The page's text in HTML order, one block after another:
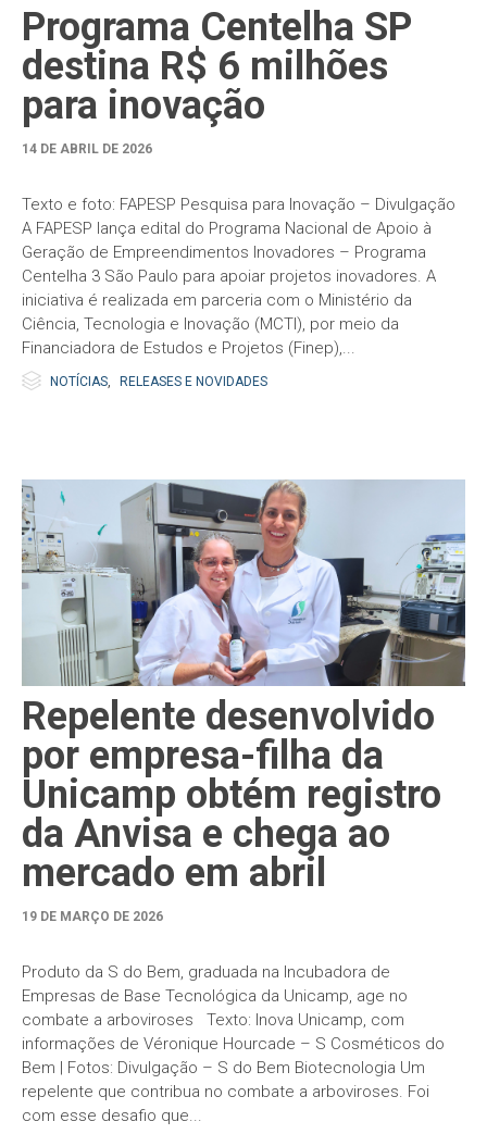
Programa Centelha SP
destina R$ 6 milhões
para inovação
14 DE ABRIL DE 2026
Texto e foto: FAPESP Pesquisa para Inovação – Divulgação
A FAPESP lança edital do Programa Nacional de Apoio à
Geração de Empreendimentos Inovadores – Programa
Centelha 3 São Paulo para apoiar projetos inovadores. A
iniciativa é realizada em parceria com o Ministério da
Ciência, Tecnologia e Inovação (MCTI), por meio da
Financiadora de Estudos e Projetos (Finep),...
 Category
NOTÍCIAS RELEASES E NOVIDADES
Repelente desenvolvido
por empresa-filha da
Unicamp obtém registro
da Anvisa e chega ao
mercado em abril
19 DE MARÇO DE 2026
Produto da S do Bem, graduada na Incubadora de
Empresas de Base Tecnológica da Unicamp, age no
combate a arboviroses Texto: Inova Unicamp, com
informações de Véronique Hourcade – S Cosméticos do
Bem | Fotos: Divulgação – S do Bem Biotecnologia Um
repelente que contribua no combate a arboviroses. Foi
com esse desafio que...